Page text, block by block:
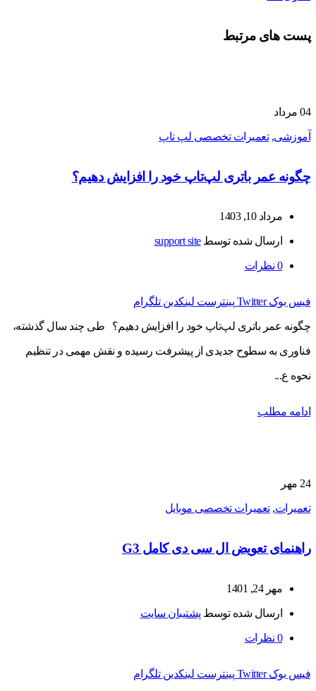
پست های مرتبط
04 مرداد
آموزشی,تعمیرات تخصصی لپ تاپ
چگونه عمر باتری لپ‌تاپ خود را افزایش دهیم؟
مرداد 10, 1403
ارسال شده توسطsupport site
0 نظرات
فیس بوک Twitter پینترست لینکدین تلگرام
چگونه عمر باتری لپ‌تاپ خود را افزایش دهیم؟ طی چند سال گذشته،
فناوری به سطوح جدیدی از پیشرفت رسیده و نقش مهمی در تنظیم
نحوه ع...
ادامه مطلب
24 مهر
تعمیرات,تعمیرات تخصصی موبایل
راهنمای تعویض ال سی دی کامل G3
مهر 24, 1401
ارسال شده توسط پشتیبان سایت
0 نظرات
فیس بوک Twitter پینترست لینکدین تلگرام